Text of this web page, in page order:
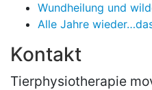
Wundheilung und
Alle Jahre
Kontakt
Tierphysiotherapie